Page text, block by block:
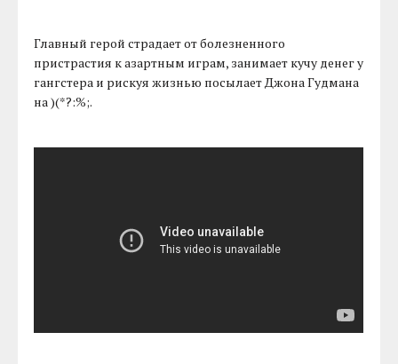
Главный герой страдает от болезненного
пристрастия к азартным играм, занимает кучу денег у
гангстера и рискуя жизнью посылает Джона Гудмана
на )(*?:%;.